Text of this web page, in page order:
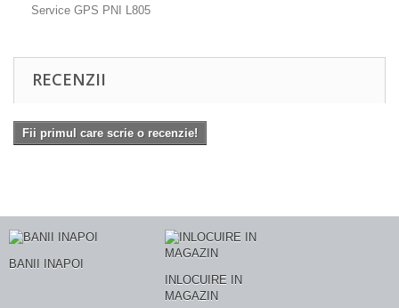
Service GPS PNI L805
RECENZII
Fii primul care scrie o recenzie!
BANII INAPOI
INLOCUIRE IN
MAGAZIN